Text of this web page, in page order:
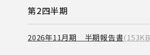
第2四半期
2026年11月期 半期報告書